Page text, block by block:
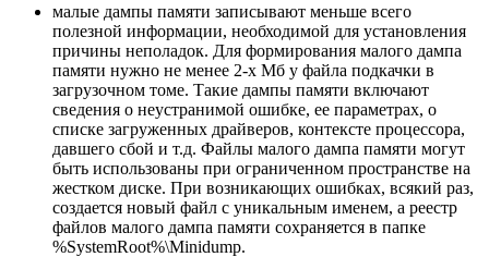
малые дампы памяти записывают меньше всего
полезной информации, необходимой для установления
причины неполадок. Для формирования малого дампа
памяти нужно не менее 2-х Мб у файла подкачки в
загрузочном томе. Такие дампы памяти включают
сведения о неустранимой ошибке, ее параметрах, о
списке загруженных драйверов, контексте процессора,
давшего сбой и т.д. Файлы малого дампа памяти могут
быть использованы при ограниченном пространстве на
жестком диске. При возникающих ошибках, всякий раз,
создается новый файл с уникальным именем, а реестр
файлов малого дампа памяти сохраняется в папке
%SystemRoot%\Minidump.